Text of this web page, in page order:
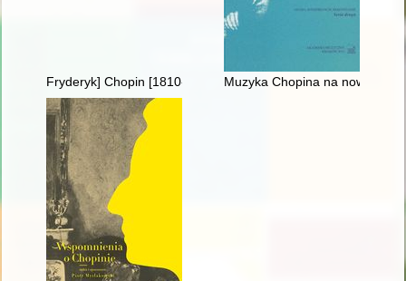
Fryderyk] Chopin [1810-1849] Muzyka Chopina na nowo